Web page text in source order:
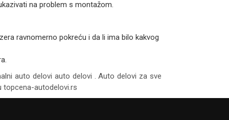
na problem s montažom.
ravnomerno pokreću i da li ima bilo kakvog
auto delovi auto delovi . Auto delovi za sve
topcena-autodelovi.rs